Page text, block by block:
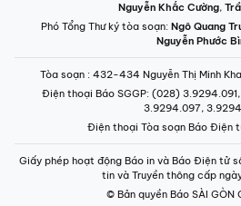
Nguyễn Khắc Cường,
Phó Tổng Thư ký tòa soạn: Ngô Quang
Nguyễn Phước
Tòa soạn : 432-434 Nguyễn Thị Minh
Điện thoại Báo SGGP: (028)
3.9294.097,
Điện thoại Tòa soạn Báo Điện
Giấy phép hoạt động Báo in và Báo Điện tử
tin và Truyền thông cấp
© Bản quyền Báo SÀI GÒN